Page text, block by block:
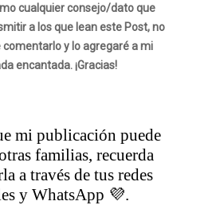
cualquier consejo/dato que
a los que lean este Post, no
comentarlo y lo agregaré a mi
encantada. ¡Gracias!
mi publicación puede
familias, recuerda
a través de tus redes
y WhatsApp 💜.